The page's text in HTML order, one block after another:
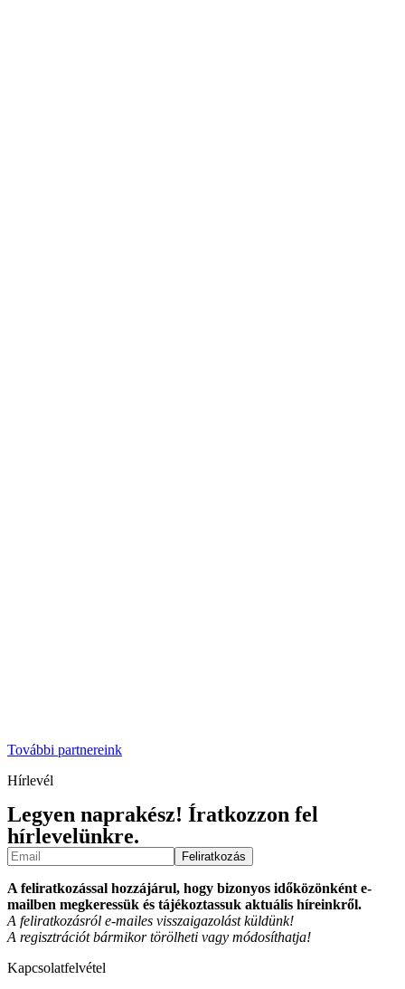
További partnereink
Hírlevél
Legyen naprakész! Íratkozzon fel
hírlevelünkre.
A feliratkozással hozzájárul, hogy bizonyos időközönként e-
mailben megkeressük és tájékoztassuk aktuális híreinkről.
A feliratkozásról e-mailes visszaigazolást küldünk!
A regisztrációt bármikor törölheti vagy módosíthatja!
Kapcsolatfelvétel